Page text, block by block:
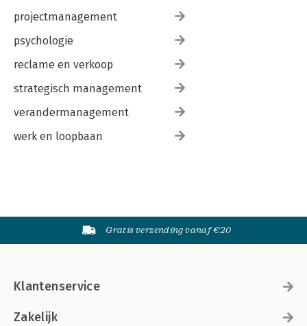
projectmanagement
psychologie
reclame en verkoop
strategisch management
verandermanagement
werk en loopbaan
Gratis verzending vanaf €20
Klantenservice
Zakelijk